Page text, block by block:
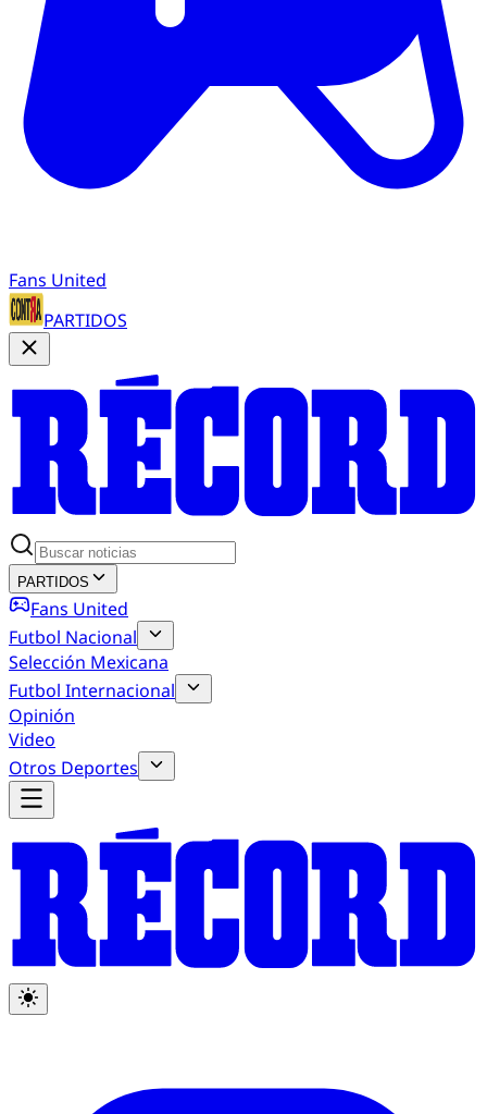
Fans United
PARTIDOS
PARTIDOS
Fans United
Futbol Nacional
Selección Mexicana
Futbol Internacional
Opinión
Video
Otros Deportes